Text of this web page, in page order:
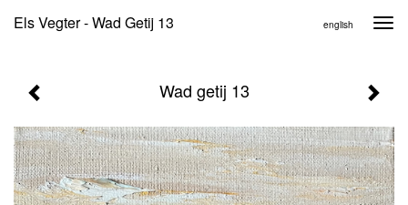
Els Vegter - Wad Getij 13 english
Wad getij 13